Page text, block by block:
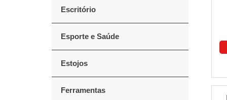
Escritório
Esporte e Saúde
Estojos
Ferramentas